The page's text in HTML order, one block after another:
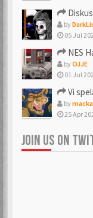
by
05 Jul
NES
byOJJE
01 Jul
Vi
by
25 Apr
JOIN US ON